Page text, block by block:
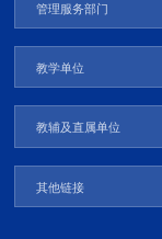
管理服务部门
教学单位
教辅及直属单位
其他链接